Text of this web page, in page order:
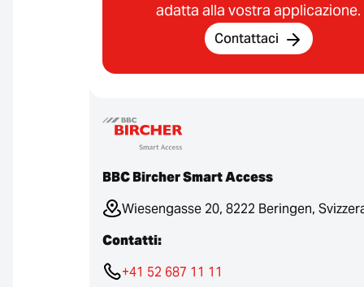
adatta alla vostra applicazione.
Contattaci
BBC Bircher Smart Access
Wiesengasse 20, 8222 Beringen,
Contatti:
+41 52 687 11 11